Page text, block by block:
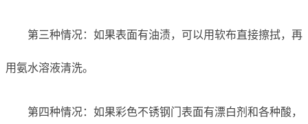
第三种情况：如果表面有油渍，可以用软布直接擦拭，再
用氨水溶液清洗。
第四种情况：如果彩色不锈钢门表面有漂白剂和各种酸，